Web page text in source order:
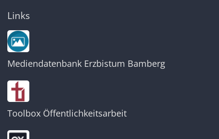
Links
Mediendatenbank Erzbistum Bamberg
Toolbox Öffentlichkeitsarbeit